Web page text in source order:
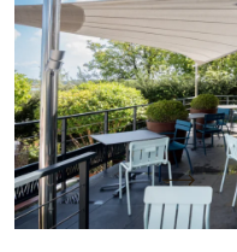
Situé sur le port de
le restaurant
terrasse d’une
Lire la suite